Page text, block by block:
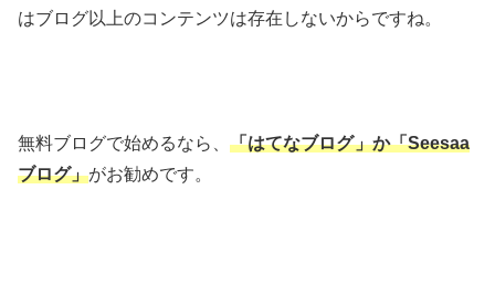
はブログ以上のコンテンツは存在しないからですね。
無料ブログで始めるなら、 「はてなブログ」か「Seesaa
ブログ」がお勧めです。